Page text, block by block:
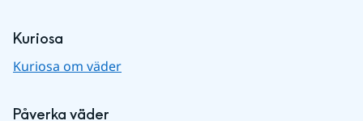
Kuriosa
Kuriosa om väder
Påverka väder